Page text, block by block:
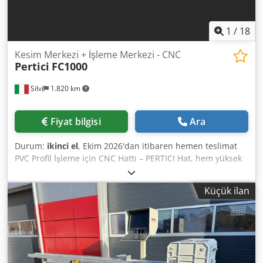
1 / 18
Silvi 1.820 km
Kesim Merkezi + İşleme Merkezi - CNC
Pertici FC1000
Fiyat bilgisi Ara
Durum: ikinci el, Ekim 2026'dan itibaren hemen teslimat
PVC Profil İşleme için CNC Hattı – PERTICI Hat, hem yüksek
verimlilik hem de hassasiyet ve tam otomasyon sağlayacak
şekilde tasarlanmış 2018 model bir Pertici SC55 CNC Kesim
Merkezi ve bir Pertici FC1000 CNC İşleme Merkezi'nden
oluşmaktadır. Özellikle PVC doğrama üretimi için idealdir.
1) Tek Eksen Kontrolüne Sahip CNC Kesim Merkezi Marka:
Pertici Industries Model: SC55 Yıl: 2018 PVC profiller için
otomatik CNC kesim merkezi; otomatik yükleyici, iş listesine
göre çubukları alır, kesimi gerçekleştirir ve bitmiş parçayı
Küçük ilan